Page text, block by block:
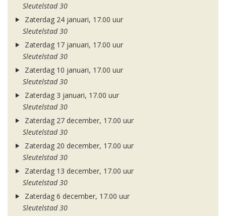
Sleutelstad 30
Zaterdag 24 januari, 17.00 uur
Sleutelstad 30
Zaterdag 17 januari, 17.00 uur
Sleutelstad 30
Zaterdag 10 januari, 17.00 uur
Sleutelstad 30
Zaterdag 3 januari, 17.00 uur
Sleutelstad 30
Zaterdag 27 december, 17.00 uur
Sleutelstad 30
Zaterdag 20 december, 17.00 uur
Sleutelstad 30
Zaterdag 13 december, 17.00 uur
Sleutelstad 30
Zaterdag 6 december, 17.00 uur
Sleutelstad 30